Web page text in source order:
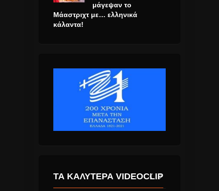
μάγεψαν το
Μάαστριχτ με… ελληνικά
κάλαντα!
ΤΑ ΚΑΛΎΤΕΡΑ VIDEOCLIP